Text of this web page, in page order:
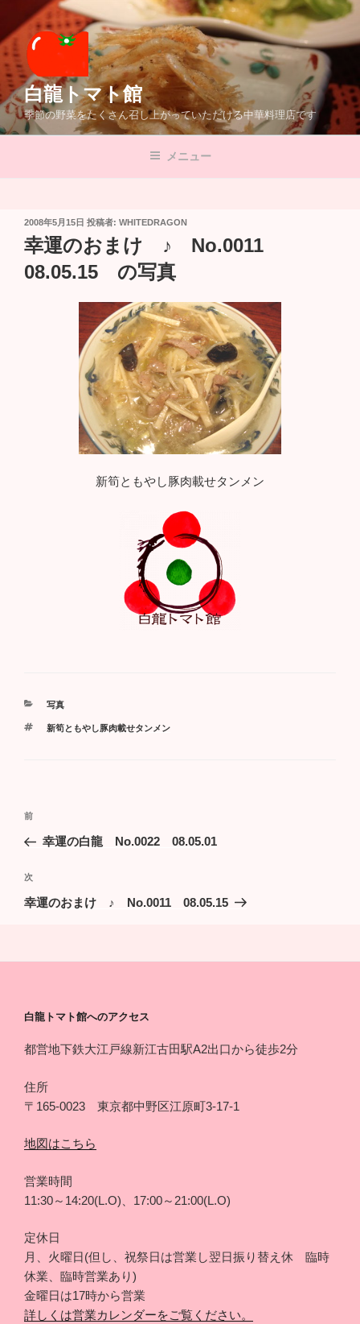
テ
ン
ツ
へ
ス
白龍トマト館
季節の野菜をたくさん召し上がっていただける中華料理店です
メニュー
投
稿
日:
2008年5月15日 投稿者: WHITEDRAGON
幸運のおまけ ♪ No.0011
08.05.15 の写真
新筍ともやし豚肉載せタンメン
カ
ゴ
写真
タ
新筍ともやし豚肉載せタンメン
投
ナ
ビ
ゲ
ョ
過
去
投
稿
前
幸運の白龍 No.0022 08.05.01
次
の
次
幸運のおまけ ♪ No.0011 08.05.15
白龍トマト館へのアクセス
都営地下鉄大江戸線新江古田駅A2出口から徒歩2分
住所
〒165-0023 東京都中野区江原町3-17-1
地図はこちら
営業時間
11:30～14:20(L.O)、17:00～21:00(L.O)
定休日
月、火曜日(但し、祝祭日は営業し翌日振り替え休 臨時
休業、臨時営業あり)
金曜日は17時から営業
詳しくは営業カレンダーをご覧ください。